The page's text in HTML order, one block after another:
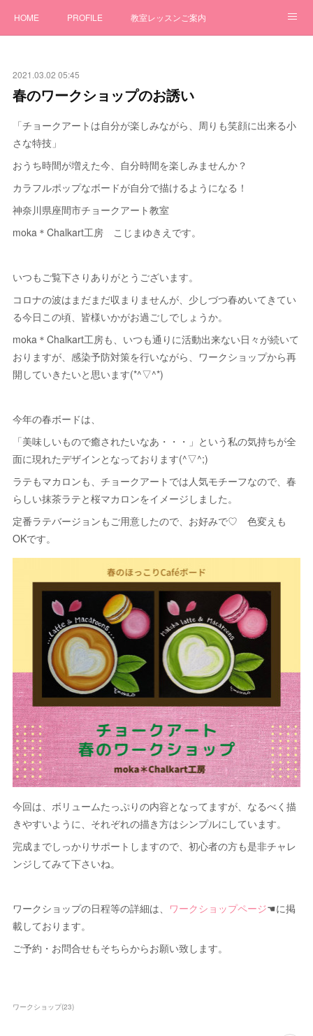
HOME PROFILE 教室レッスンご案内
お問合せ
2021.03.02 05:45
春のワークショップのお誘い
「チョークアートは自分が楽しみながら、周りも笑顔に出来る小
さな特技」
おうち時間が増えた今、自分時間を楽しみませんか？
カラフルポップなボードが自分で描けるようになる！
神奈川県座間市チョークアート教室
moka＊Chalkart工房 こじまゆきえです。
いつもご覧下さりありがとうございます。
コロナの波はまだまだ収まりませんが、少しづつ春めいてきてい
る今日この頃、皆様いかがお過ごしでしょうか。
moka＊Chalkart工房も、いつも通りに活動出来ない日々が続いて
おりますが、感染予防対策を行いながら、ワークショップから再
開していきたいと思います(*^▽^*)
今年の春ボードは、
「美味しいもので癒されたいなあ・・・」という私の気持ちが全
面に現れたデザインとなっております(^▽^;)
ラテもマカロンも、チョークアートでは人気モチーフなので、春
らしい抹茶ラテと桜マカロンをイメージしました。
定番ラテバージョンもご用意したので、お好みで♡ 色変えも
OKです。
今回は、ボリュームたっぷりの内容となってますが、なるべく描
きやすいように、それぞれの描き方はシンプルにしています。
完成までしっかりサポートしますので、初心者の方も是非チャレ
ンジしてみて下さいね。
ワークショップの日程等の詳細は、 ワークショップページ☚に掲
載しております。
ご予約・お問合せもそちらからお願い致します。
ワークショップ(23)